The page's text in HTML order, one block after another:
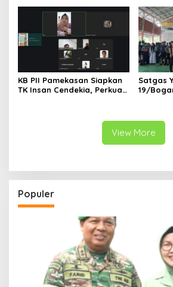
KB PII Pamekasan Siapkan
TK Insan Cendekia, Perkuat
Satgas
19/
View More
Populer